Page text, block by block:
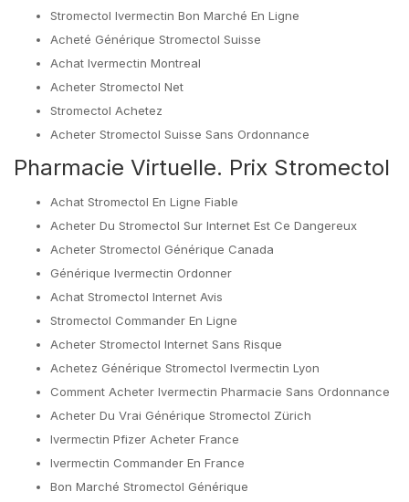
Stromectol Ivermectin Bon Marché En Ligne
Acheté Générique Stromectol Suisse
Achat Ivermectin Montreal
Acheter Stromectol Net
Stromectol Achetez
Acheter Stromectol Suisse Sans Ordonnance
Pharmacie Virtuelle. Prix Stromectol
Achat Stromectol En Ligne Fiable
Acheter Du Stromectol Sur Internet Est Ce Dangereux
Acheter Stromectol Générique Canada
Générique Ivermectin Ordonner
Achat Stromectol Internet Avis
Stromectol Commander En Ligne
Acheter Stromectol Internet Sans Risque
Achetez Générique Stromectol Ivermectin Lyon
Comment Acheter Ivermectin Pharmacie Sans Ordonnance
Acheter Du Vrai Générique Stromectol Zürich
Ivermectin Pfizer Acheter France
Ivermectin Commander En France
Bon Marché Stromectol Générique